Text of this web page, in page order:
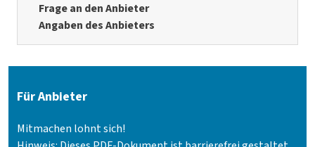
Frage an den Anbieter
Angaben des Anbieters
Für Anbieter
Mitmachen lohnt sich!